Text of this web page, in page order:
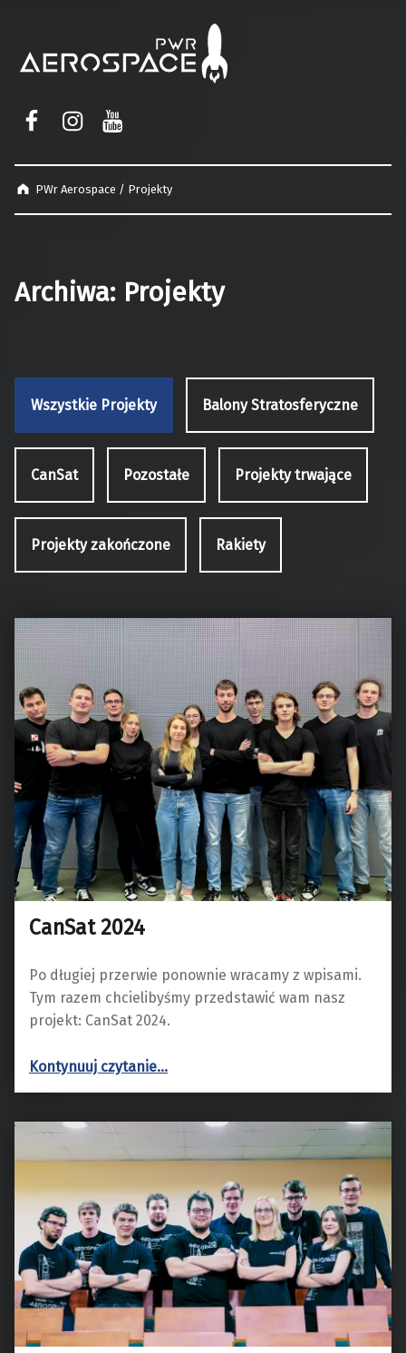
PWr Aerospace / Projekty
Archiwa: Projekty
Wszystkie Projekty Balony Stratosferyczne
CanSat Pozostałe Projekty trwające
Projekty zakończone Rakiety
CanSat 2024
Po długiej przerwie ponownie wracamy z wpisami.
Tym razem chcielibyśmy przedstawić wam nasz
projekt: CanSat 2024.
Kontynuuj czytanie…